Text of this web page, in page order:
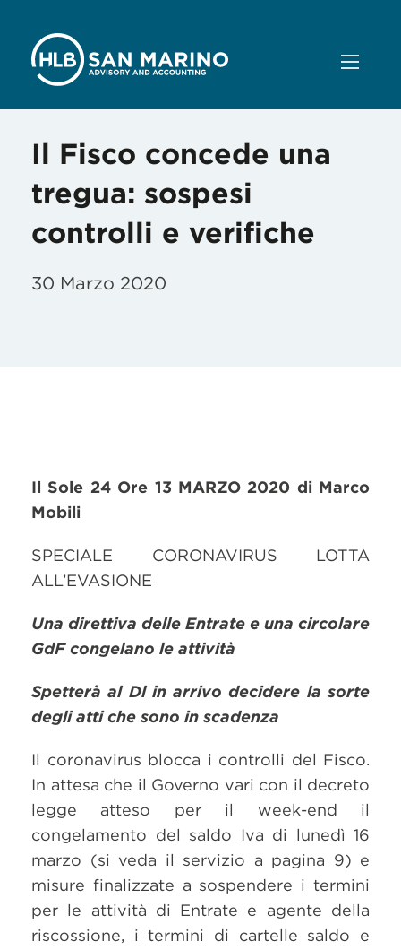
Il Fisco concede una
tregua: sospesi
controlli e verifiche
30 Marzo 2020
Il Sole 24 Ore 13 MARZO 2020 di Marco
Mobili
SPECIALE CORONAVIRUS LOTTA
ALL’EVASIONE
Una direttiva delle Entrate e una circolare
GdF congelano le attività
Spetterà al Dl in arrivo decidere la sorte
degli atti che sono in scadenza
Il coronavirus blocca i controlli del Fisco.
In attesa che il Governo vari con il decreto
legge atteso per il week-end il
congelamento del saldo Iva di lunedì 16
marzo (si veda il servizio a pagina 9) e
misure finalizzate a sospendere i termini
per le attività di Entrate e agente della
riscossione, i termini di cartelle saldo e